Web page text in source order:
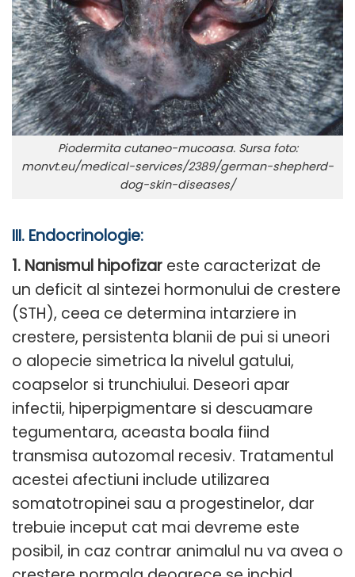
Piodermita cutaneo-mucoasa. Sursa foto:
monvt.eu/medical-services/2389/german-shepherd-
dog-skin-diseases/
III. Endocrinologie:
1. Nanismul hipofizar este caracterizat de
un deficit al sintezei hormonului de crestere
(STH), ceea ce determina intarziere in
crestere, persistenta blanii de pui si uneori
o alopecie simetrica la nivelul gatului,
coapselor si trunchiului. Deseori apar
infectii, hiperpigmentare si descuamare
tegumentara, aceasta boala fiind
transmisa autozomal recesiv. Tratamentul
acestei afectiuni include utilizarea
somatotropinei sau a progestinelor, dar
trebuie inceput cat mai devreme este
posibil, in caz contrar animalul nu va avea o